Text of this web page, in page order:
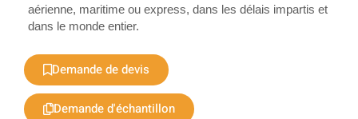
aérienne, maritime ou express, dans les délais impartis et
dans le monde entier.
Demande de devis
Demande d'échantillon